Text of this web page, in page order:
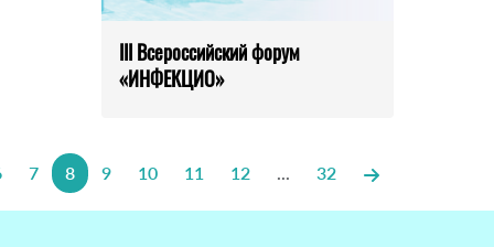
III Всероссийский форум
«ИНФЕКЦИО»
7 8 9 10 11 12 ... 32